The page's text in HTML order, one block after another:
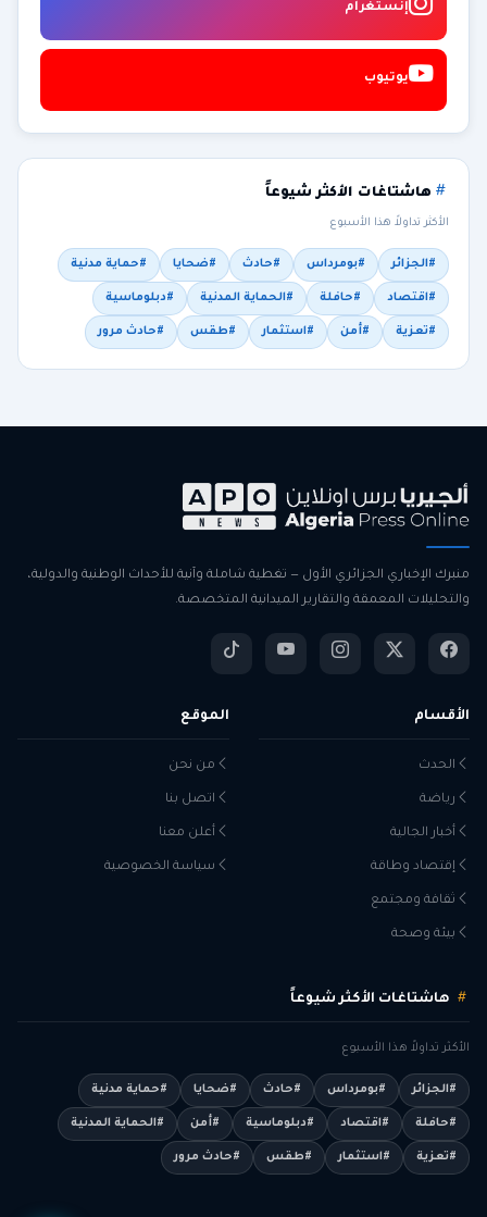
إنستغرام
يوتيوب
هاشتاغات الأكثر شيوعاً
الأكثر تداولاً هذا الأسبوع
#الجزائر #بومرداس #حادث #ضحايا #حماية مدنية
#اقتصاد #حافلة #الحماية المدنية #دبلوماسية
#تعزية #أمن #استثمار #طقس #حادث مرور
منبرك الإخباري الجزائري الأول — تغطية شاملة وآنية للأحداث الوطنية والدولية،
والتحليلات المعمقة والتقارير الميدانية المتخصصة.
الأقسام
الحدث
رياضة
أخبار الجالية
إقتصاد وطاقة
ثقافة ومجتمع
بيئة وصحة
الموقع
من نحن
اتصل بنا
أعلن معنا
سياسة الخصوصية
هاشتاغات الأكثر شيوعاً
الأكثر تداولاً هذا الأسبوع
#الجزائر #بومرداس #حادث #ضحايا #حماية مدنية
#حافلة #اقتصاد #دبلوماسية #أمن #الحماية المدنية
#تعزية #استثمار #طقس #حادث مرور